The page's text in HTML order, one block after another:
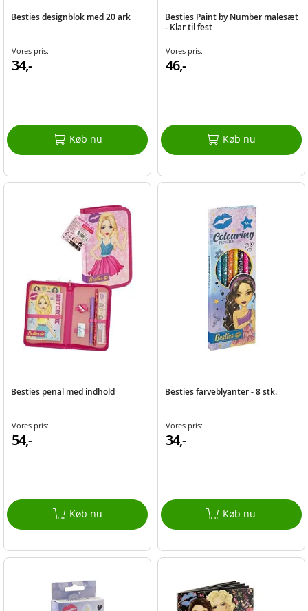
Besties designblok med 20 ark
Vores pris:
34,-
Køb nu
Besties Paint by Number malesæt
- Klar til fest
Vores pris:
46,-
Køb nu
Besties penal med indhold
Vores pris:
54,-
Køb nu
Besties farveblyanter - 8 stk.
Vores pris:
34,-
Køb nu